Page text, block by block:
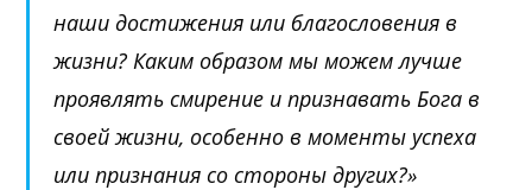
наши достижения или благословения в
жизни? Каким образом мы можем лучше
проявлять смирение и признавать Бога в
своей жизни, особенно в моменты успеха
или признания со стороны других?»